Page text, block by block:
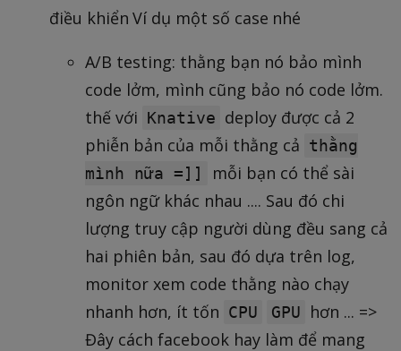
điều khiển Ví dụ một số case nhé
A/B testing: thằng bạn nó bảo mình
code lởm, mình cũng bảo nó code lởm.
thế với Knative deploy được cả 2
phiễn bản của mỗi thằng cả thằng
mình nữa =]]
mỗi bạn có thể sài
ngôn ngữ khác nhau .... Sau đó chi
lượng truy cập người dùng đều sang cả
hai phiên bản, sau đó dựa trên log,
monitor xem code thằng nào chạy
nhanh hơn, ít tốn CPU GPU
hơn ... =>
Đây cách facebook hay làm để mang